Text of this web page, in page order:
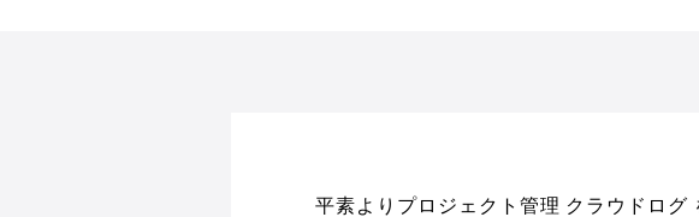
平素よりプロジェクト管理 クラウドロ